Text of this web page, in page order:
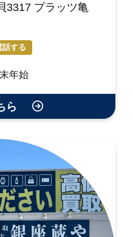
3317 プラッツ亀
話する
年始
ら